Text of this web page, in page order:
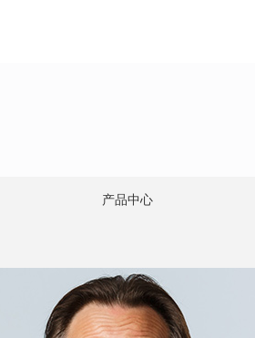
产品中心